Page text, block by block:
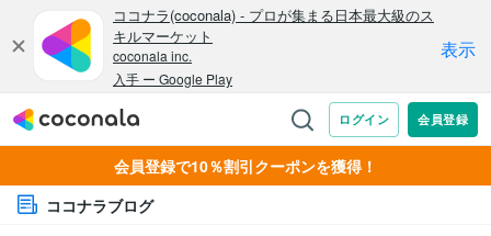
会員登録で10％割引クーポンを獲得！
ココナラブログ